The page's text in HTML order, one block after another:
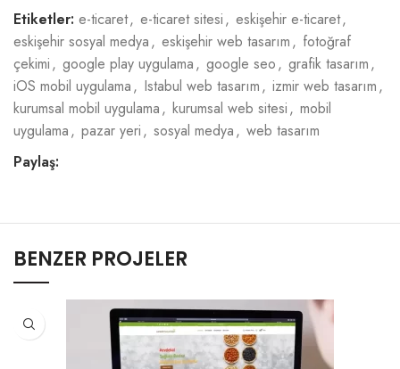
Etiketler: e-ticaret, e-ticaret sitesi, eskişehir e-ticaret,
eskişehir sosyal medya, eskişehir web tasarım, fotoğraf
çekimi, google play uygulama, google seo, grafik tasarım,
iOS mobil uygulama, Istabul web tasarım, izmir web tasarım,
kurumsal mobil uygulama, kurumsal web sitesi, mobil
uygulama, pazar yeri, sosyal medya, web tasarım
Paylaş:
BENZER PROJELER